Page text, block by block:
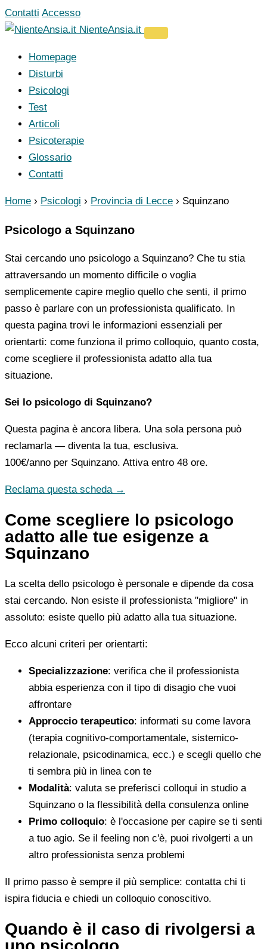
Vai
al
Contatti Accesso
NienteAnsia.it
Homepage
Disturbi
Psicologi
Test
Articoli
Psicoterapie
Glossario
Contatti
Home › Psicologi › Provincia di Lecce › Squinzano
Psicologo a Squinzano
Stai cercando uno psicologo a Squinzano? Che tu stia
attraversando un momento difficile o voglia
semplicemente capire meglio quello che senti, il primo
passo è parlare con un professionista qualificato. In
questa pagina trovi le informazioni essenziali per
orientarti: come funziona il primo colloquio, quanto costa,
come scegliere il professionista adatto alla tua
situazione.
Sei lo psicologo di Squinzano?
Questa pagina è ancora libera. Una sola persona può
reclamarla — diventa la tua, esclusiva.
100€/anno per Squinzano. Attiva entro 48 ore.
Reclama questa scheda →
Come scegliere lo psicologo
adatto alle tue esigenze a
Squinzano
La scelta dello psicologo è personale e dipende da cosa
stai cercando. Non esiste il professionista "migliore" in
assoluto: esiste quello più adatto alla tua situazione.
Ecco alcuni criteri per orientarti:
Specializzazione: verifica che il professionista
abbia esperienza con il tipo di disagio che vuoi
affrontare
Approccio terapeutico: informati su come lavora
(terapia cognitivo-comportamentale, sistemico-
relazionale, psicodinamica, ecc.) e scegli quello che
ti sembra più in linea con te
Modalità: valuta se preferisci colloqui in studio a
Squinzano o la flessibilità della consulenza online
Primo colloquio: è l'occasione per capire se ti senti
a tuo agio. Se il feeling non c'è, puoi rivolgerti a un
altro professionista senza problemi
Il primo passo è sempre il più semplice: contatta chi ti
ispira fiducia e chiedi un colloquio conoscitivo.
Quando è il caso di rivolgersi a